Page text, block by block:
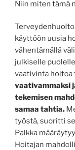
Niin miten tämä
käyttöön uusia
vähentämällä
julkiselle
vaativinta hoitoa
vaativammaksi
tekemisen
samaa tahtia.
työstä, suoritti
Palkka
Hoitajan